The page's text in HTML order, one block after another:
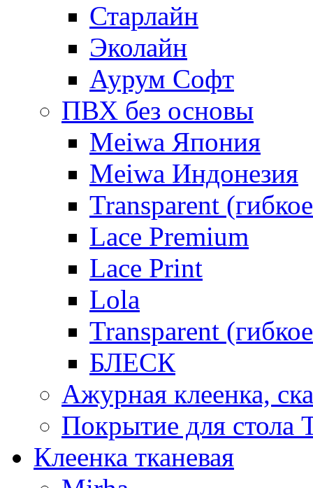
Старлайн
Эколайн
Аурум Софт
ПВХ без основы
Meiwa Япония
Meiwa Индонезия
Transparent
Lace Premium
Lace Print
Lola
Transparent
БЛЕСК
Ажурная клеенка,
Покрытие для стола
Клеенка тканевая